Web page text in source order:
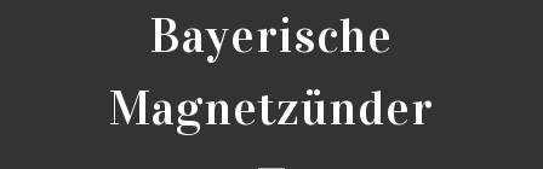
Bayerische
Magnetzünder